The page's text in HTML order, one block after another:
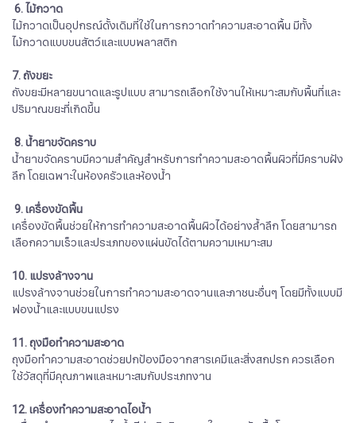
6. ไม้กวาด
ไม้กวาดเป็นอุปกรณ์ดั้งเดิมที่ใช้ในการกวาดทำความสะอาดพื้น มีทั้ง
ไม้กวาดแบบขนสัตว์และแบบพลาสติก
7. ถังขยะ
ถังขยะมีหลายขนาดและรูปแบบ สามารถเลือกใช้งานให้เหมาะสมกับพื้นที่และ
ปริมาณขยะที่เกิดขึ้น
8. น้ำยาขจัดคราบ
น้ำยาขจัดคราบมีความสำคัญสำหรับการทำความสะอาดพื้นผิวที่มีคราบฝัง
ลึก โดยเฉพาะในห้องครัวและห้องน้ำ
9. เครื่องขัดพื้น
เครื่องขัดพื้นช่วยให้การทำความสะอาดพื้นผิวได้อย่างล้ำลึก โดยสามารถ
เลือกความเร็วและประเภทของแผ่นขัดได้ตามความเหมาะสม
10. แปรงล้างจาน
แปรงล้างจานช่วยในการทำความสะอาดจานและภาชนะอื่นๆ โดยมีทั้งแบบมี
ฟองน้ำและแบบขนแปรง
11. ถุงมือทำความสะอาด
ถุงมือทำความสะอาดช่วยปกป้องมือจากสารเคมีและสิ่งสกปรก ควรเลือก
ใช้วัสดุที่มีคุณภาพและเหมาะสมกับประเภทงาน
12. เครื่องทำความสะอาดไอน้ำ